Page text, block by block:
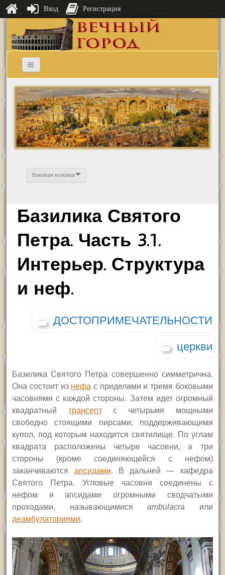
Боковая колонка
Базилика Святого
Петра. Часть 3.1.
Интерьер. Структура
и неф.
ДОСТОПРИМЕЧАТЕЛЬНОСТИ
церкви
Базилика Святого Петра совершенно симметрична.
Она состоит из нефа с приделами и тремя боковыми
часовнями с каждой стороны. Затем идет огромный
квадратный трансептс четырьмя мощными
свободно стоящими пирсами, поддерживающими
купол, под которым находится святилище. По углам
квадрата расположены четыре часовни, а три
стороны (кроме соединяющейся с нефом)
заканчиваются апсидами. В дальней — кафедра
Святого Петра. Угловые часовни соединены с
нефом и апсидами огромными сводчатыми
проходами, называющимисяambulacra
или
деамбулаториями.
Вход Регистрация